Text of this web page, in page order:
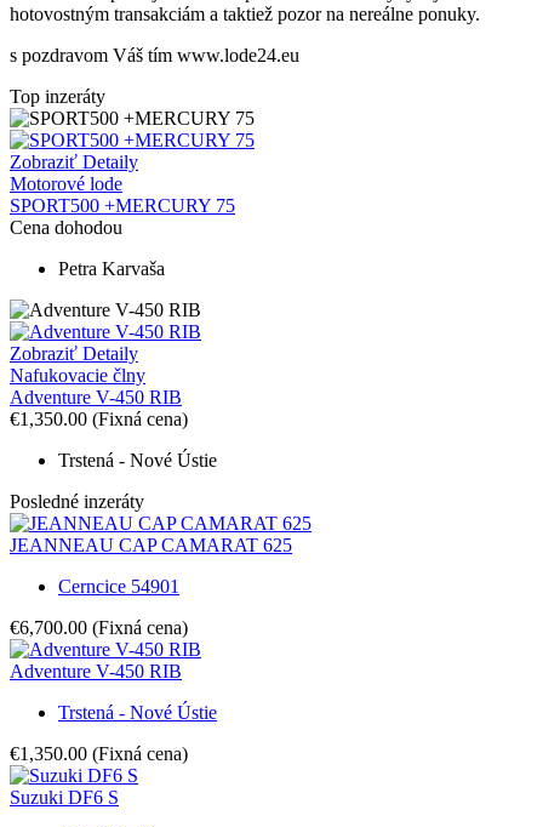
hotovostným transakciám a taktiež pozor na nereálne ponuky.
s pozdravom Váš tím www.lode24.eu
Top inzeráty
Zobraziť Detaily
Motorové lode
SPORT500 +MERCURY 75
Cena dohodou
Petra Karvaša
Zobraziť Detaily
Nafukovacie člny
Adventure V-450 RIB
€1,350.00 (Fixná cena)
Trstená - Nové Ústie
Posledné inzeráty
JEANNEAU CAP CAMARAT 625
Cerncice 54901
€6,700.00 (Fixná cena)
Adventure V-450 RIB
Trstená - Nové Ústie
€1,350.00 (Fixná cena)
Suzuki DF6 S